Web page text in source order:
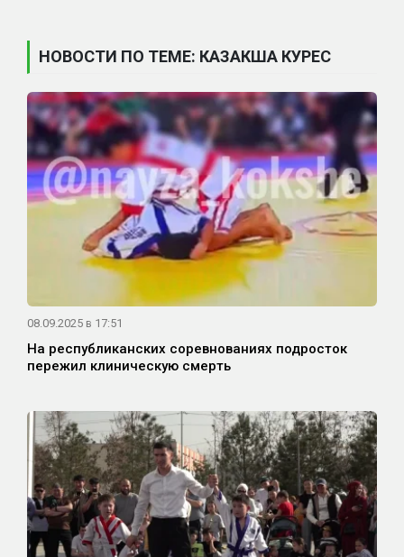
НОВОСТИ ПО ТЕМЕ: КАЗАКША КУРЕС
08.09.2025 в 17:51
На республиканских соревнованиях подросток
пережил клиническую смерть